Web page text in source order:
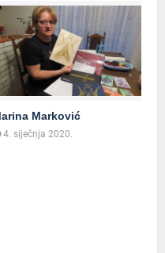
Marković
4. siječnja 2020.